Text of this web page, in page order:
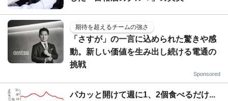
期待を超えるチームの強さ
「さすが」の一言に込められた驚きや感
動。新しい価値を生み出し続ける電通の
挑戦
Sponsored
パカッと開けて週に1、2個食べるだけ...